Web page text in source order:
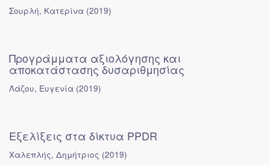
Σουρλή, Κατερίνα (2019)
Προγράμματα αξιολόγησης και
αποκατάστασης δυσαριθμησίας
Λάζου, Ευγενία (2019)
Εξελίξεις στα δίκτυα PPDR
Χαλεπλής, Δημήτριος (2019)